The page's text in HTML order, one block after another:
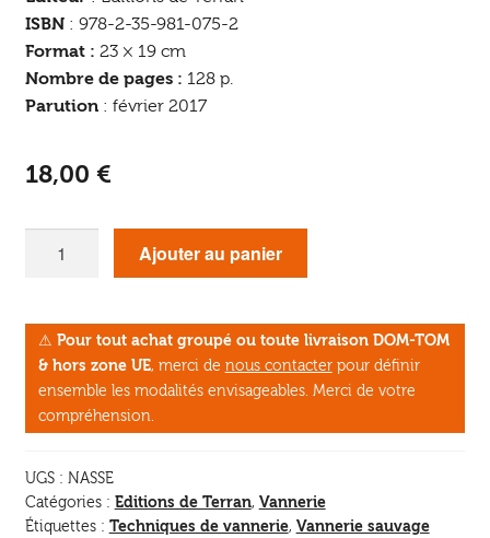
ISBN: 978-2-35-981-075-2
Format : 23 × 19 cm
Nombre de pages : 128 p.
Parution: février 2017
18,00 €
Tresseur
de
nasses
Méditerranée
Ajouter au panier
⚠ Pour tout achat groupé ou toute livraison DOM-TOM
& hors zone UE, merci de nous contacterpour définir
ensemble les modalités envisageables. Merci de votre
compréhension.
UGS : NASSE
Catégories : Editions de Terran, Vannerie
Étiquettes : Techniques de vannerie, Vannerie sauvage